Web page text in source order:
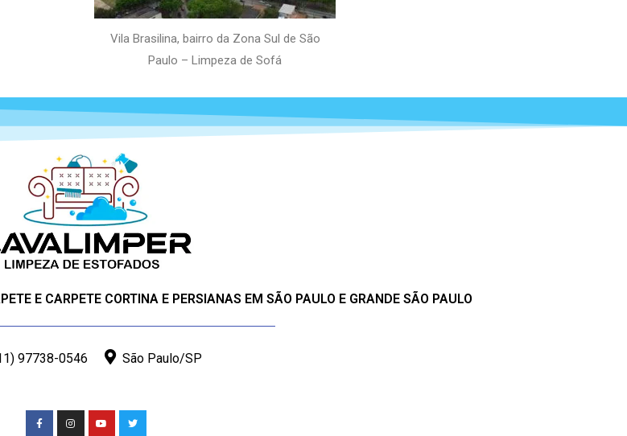
Vila Brasilina, bairro da Zona Sul de São
Paulo – Limpeza de Sofá
E CARPETE CORTINA E PERSIANAS EM SÃO PAULO E GRANDE SÃO PAULO
97738-0546 São Paulo/SP